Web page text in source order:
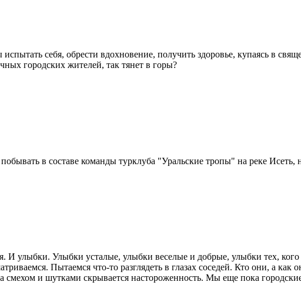
себя, обрести вдохновение, получить здоровье, купаясь в
городских жителей, так тянет в горы?
в составе команды турклуба "Уральские тропы" на реке
И улыбки. Улыбки усталые, улыбки веселые и добрые, улыбки тех,
Пытаемся что-то разглядеть в глазах соседей. Кто они, а
смехом и шутками скрывается настороженность. Мы еще пока